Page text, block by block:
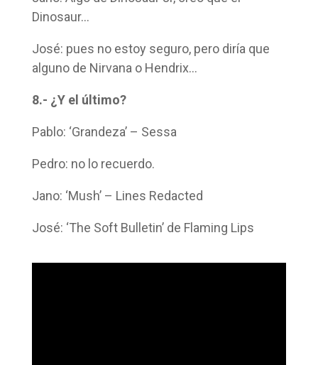
Dinosaur…
José: pues no estoy seguro, pero diría que
alguno de Nirvana o Hendrix…
8.- ¿Y el último?
Pablo: ‘Grandeza’ – Sessa
Pedro: no lo recuerdo.
Jano: ‘Mush’ – Lines Redacted
José: ‘The Soft Bulletin’ de Flaming Lips